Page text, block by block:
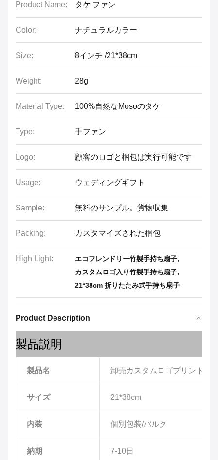
Product Name: タケ ファン
Color: ナチュラルカラー
Size: 8インチ /21*38cm
Weight: 28g
Material Type: 100%自然なMosoのタケ
Type: 手ファン
Logo: 顧客のロゴと梱包は実行可能です
Usage: ウェディングギフト
Sample: 無料のサンプル。貨物収集
Packing: カスタマイズされた梱包
High Light: エコフレンドリー竹製手持ち扇子,
カスタムロゴ入り竹製手持ち扇子,
21*38cm 折りたたみ式手持ち扇子
Product Description
製品説明
製品名 卸売カスタムロゴプリント竹
サイズ 21*38cm
内装 個別包装/バルク
納期 7-10日